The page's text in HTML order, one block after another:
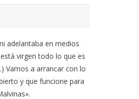
adelantaba en medios
virgen todo lo que es
Vamos a arrancar con lo
y que funcione para